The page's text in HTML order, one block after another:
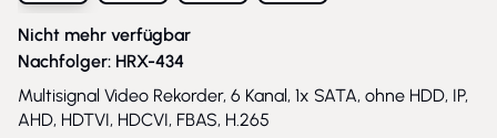
Nicht mehr verfügbar
Nachfolger: HRX-434
Multisignal Video Rekorder, 6 Kanal, 1x SATA, ohne HDD, IP,
AHD, HDTVI, HDCVI, FBAS, H.265